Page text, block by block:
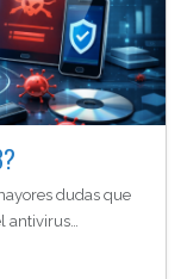
dudas que